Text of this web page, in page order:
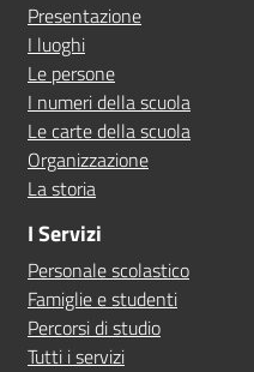
Presentazione
I luoghi
Le persone
I numeri della scuola
Le carte della scuola
Organizzazione
La storia
I Servizi
Personale scolastico
Famiglie e studenti
Percorsi di studio
Tutti i servizi